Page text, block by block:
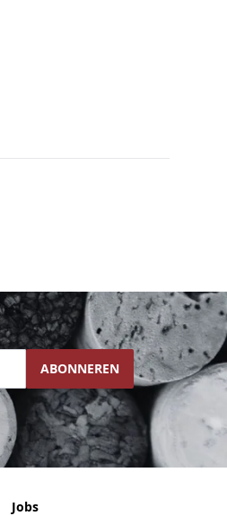
ABONNEREN
Jobs